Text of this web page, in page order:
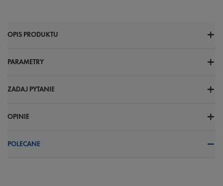
OPIS PRODUKTU
PARAMETRY
ZADAJ PYTANIE
OPINIE
POLECANE